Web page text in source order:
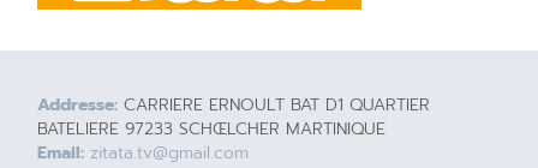
Addresse: CARRIERE ERNOULT BAT D1 QUARTIER
BATELIERE 97233 SCHŒLCHER MARTINIQUE
Email: zitata.tv@gmail.com